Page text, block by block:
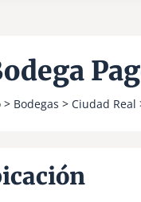
> Bodegas > Ciudad Real